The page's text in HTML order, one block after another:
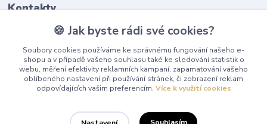
Kontakty
(Po-Pá, 9-17 hod.)
info@playcentrum.cz
🍪 Jak byste rádi své cookies?
Soubory cookies používáme ke správnému fungování našeho e-
shopu a v případě vašeho souhlasu také ke sledování statistik o
webu, měření efektivity reklamních kampaní, zapamatování vašeho
oblíbeného nastavení při používání stránek, či zobrazení reklam
odpovídajících vašim preferencím. Více k využití cookies